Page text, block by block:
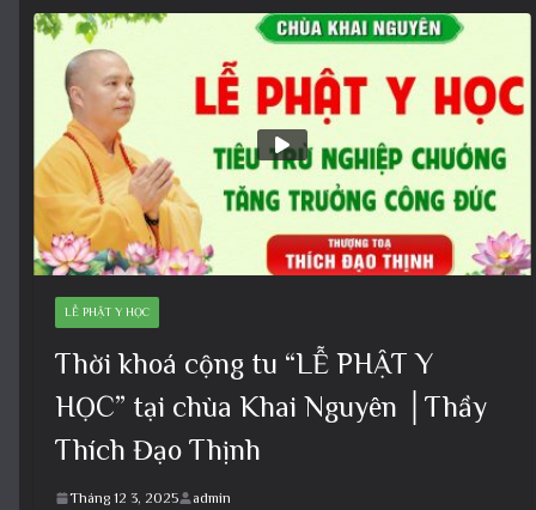
LỄ PHẬT Y HỌC
Thời khoá cộng tu “LỄ PHẬT Y
HỌC” tại chùa Khai Nguyên │Thầy
Thích Đạo Thịnh
Tháng 12 3, 2025 admin